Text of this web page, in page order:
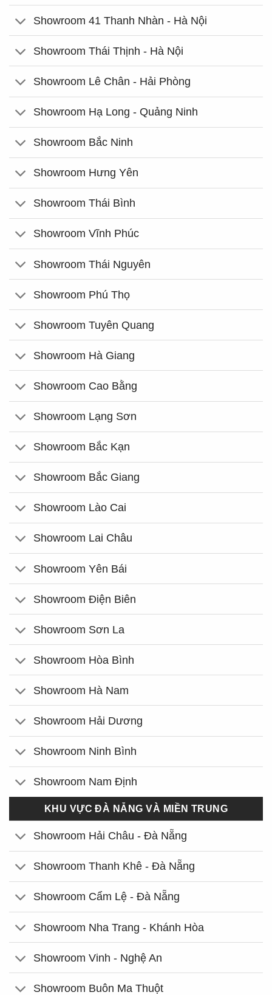
Showroom 41 Thanh Nhàn - Hà Nội
Showroom Thái Thịnh - Hà Nội
Showroom Lê Chân - Hải Phòng
Showroom Hạ Long - Quảng Ninh
Showroom Bắc Ninh
Showroom Hưng Yên
Showroom Thái Bình
Showroom Vĩnh Phúc
Showroom Thái Nguyên
Showroom Phú Thọ
Showroom Tuyên Quang
Showroom Hà Giang
Showroom Cao Bằng
Showroom Lạng Sơn
Showroom Bắc Kạn
Showroom Bắc Giang
Showroom Lào Cai
Showroom Lai Châu
Showroom Yên Bái
Showroom Điện Biên
Showroom Sơn La
Showroom Hòa Bình
Showroom Hà Nam
Showroom Hải Dương
Showroom Ninh Bình
Showroom Nam Định
KHU VỰC ĐÀ NẴNG VÀ MIỀN TRUNG
Showroom Hải Châu - Đà Nẵng
Showroom Thanh Khê - Đà Nẵng
Showroom Cẩm Lệ - Đà Nẵng
Showroom Nha Trang - Khánh Hòa
Showroom Vinh - Nghệ An
Showroom Buôn Ma Thuột